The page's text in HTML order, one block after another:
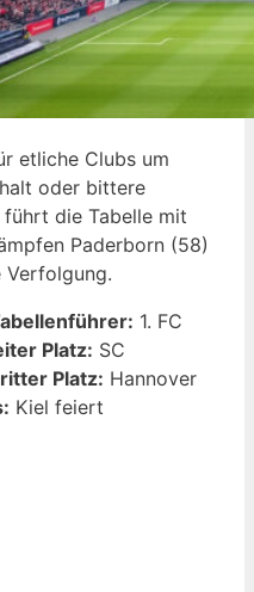
etliche Clubs um
oder bittere
die Tabelle mit
Paderborn (58)
Verfolgung.
1. FC
Platz: SC
Platz: Hannover
Kiel feiert